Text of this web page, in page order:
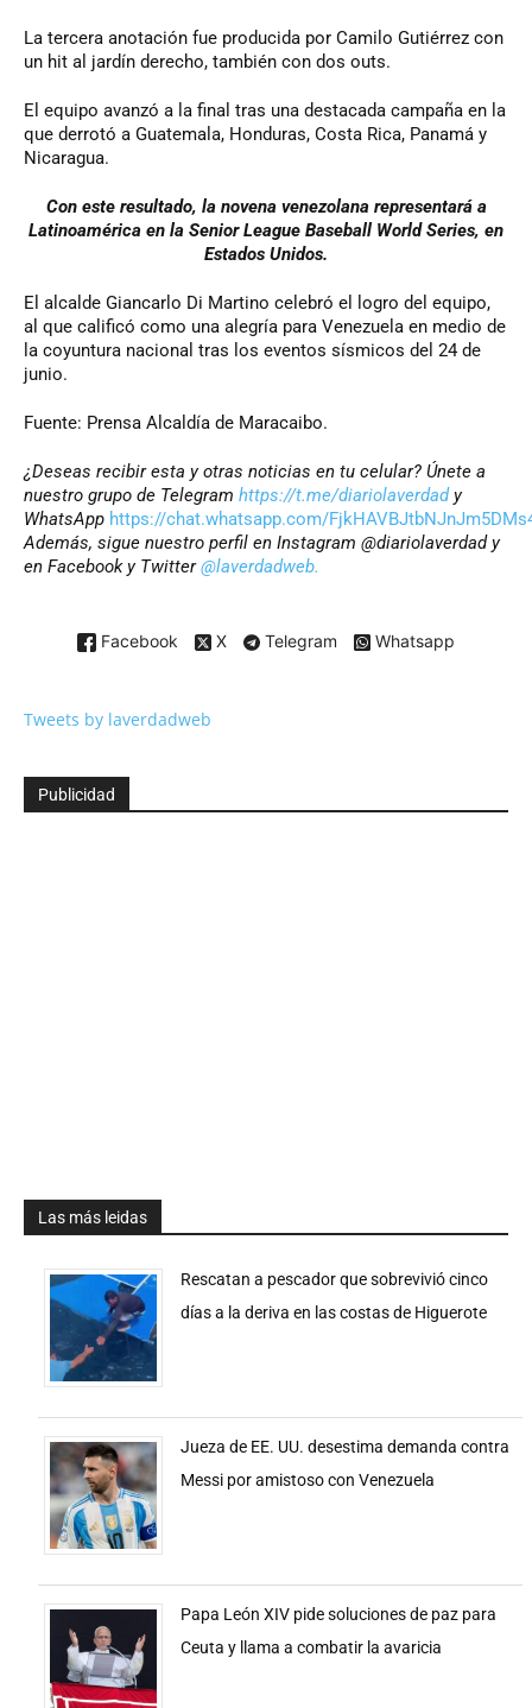
La tercera anotación fue producida por Camilo Gutiérrez con
un hit al jardín derecho, también con dos outs.
El equipo avanzó a la final tras una destacada campaña en la
que derrotó a Guatemala, Honduras, Costa Rica, Panamá y
Nicaragua.
Con este resultado, la novena venezolana representará a
Latinoamérica en la Senior League Baseball World Series, en
Estados Unidos.
El alcalde Giancarlo Di Martino celebró el logro del equipo,
al que calificó como una alegría para Venezuela en medio de
la coyuntura nacional tras los eventos sísmicos del 24 de
junio.
Fuente: Prensa Alcaldía de Maracaibo.
¿Deseas recibir esta y otras noticias en tu celular? Únete a
nuestro grupo de Telegram https://t.me/diariolaverdady
WhatsApp https://chat.whatsapp.com/
Además, sigue nuestro perfil en Instagram @diariolaverdad y
en Facebook y Twitter@laverdadweb.
Facebook X Telegram Whatsapp
Tweets by laverdadweb
Publicidad
Las más leidas
Rescatan a pescador que sobrevivió cinco
días a la deriva en las costas de Higuerote
Jueza de EE. UU. desestima demanda contra
Messi por amistoso con Venezuela
Papa León XIV pide soluciones de paz para
Ceuta y llama a combatir la avaricia